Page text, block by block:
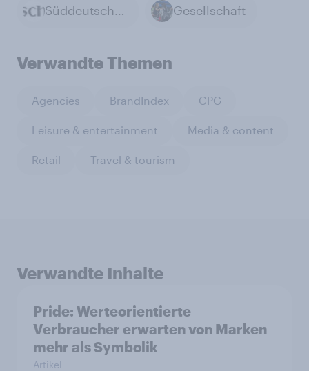
Süddeutsche Zeitung Gesellschaft
Verwandte Themen
Agencies BrandIndex CPG
Leisure & entertainment Media & content
Retail Travel & tourism
Verwandte Inhalte
Pride: Werteorientierte
Verbraucher erwarten von Marken
mehr als Symbolik
Artikel